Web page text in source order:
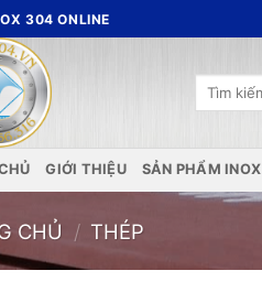
304 ONLINE
Tìm
GIỚI THIỆU SẢN PHẨM INOX
CHỦ / THÉP